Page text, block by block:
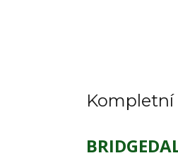
Kompletní